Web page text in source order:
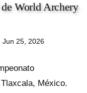
World Archery
Jun 25, 2026
México.